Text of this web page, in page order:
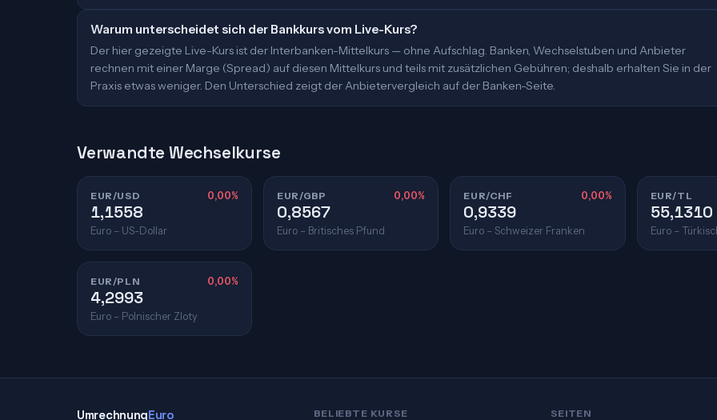
Warum unterscheidet sich der Bankkurs vom Live-Kurs?
Der hier gezeigte Live-Kurs ist der Interbanken-Mittelkurs — ohne Aufschlag. Banken, Wechselstuben und Anbieter
rechnen mit einer Marge (Spread) auf diesen Mittelkurs und teils mit zusätzlichen Gebühren; deshalb erhalten Sie in der
Praxis etwas weniger. Den Unterschied zeigt der Anbietervergleich auf der Banken-Seite.
Verwandte Wechselkurse
EUR/USD 0,00%
1,1558
Euro – US-Dollar
EUR/GBP 0,00%
0,8567
Euro – Britisches Pfund
EUR/CHF 0,00%
0,9339
Euro – Schweizer Franken
EUR/TL
55,1310
Euro –
EUR/PLN 0,00%
4,2993
Euro – Polnischer Zloty
UmrechnungEuro BELIEBTE KURSE SEITEN